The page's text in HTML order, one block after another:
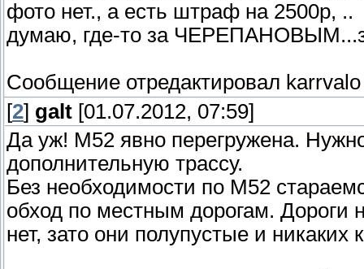
фото нет., а есть штраф на 2500р, ..
думаю, где-то за
Сообщение отредактировал karrvalo
[2] galt [01.07.2012, 07:59]
Да уж! М52 явно перегружена.
дополнительную трассу.
Без необходимости по М52
обход по местным дорогам. Дороги
нет, зато они полупустые и никаких